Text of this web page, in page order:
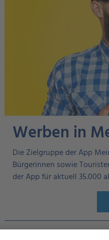
Werben in
Die Zielgruppe der App
Bürgerinnen sowie
der App für aktuell 35.000